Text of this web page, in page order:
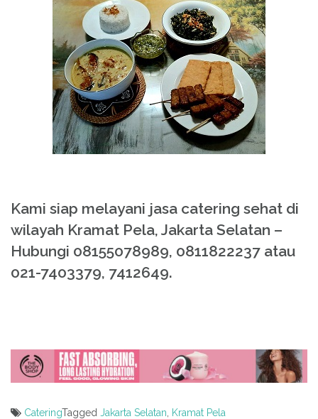
Kami siap melayani jasa catering sehat di
wilayah Kramat Pela, Jakarta Selatan –
Hubungi 08155078989, 0811822237 atau
021-7403379, 7412649.
CateringTagged Jakarta Selatan Kramat Pela